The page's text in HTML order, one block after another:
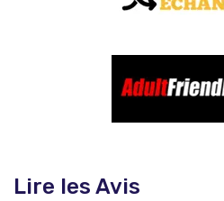
Lire les Avis